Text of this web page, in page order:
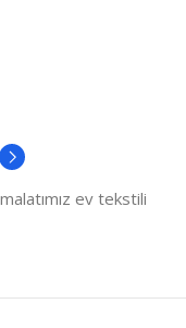
ev tekstili